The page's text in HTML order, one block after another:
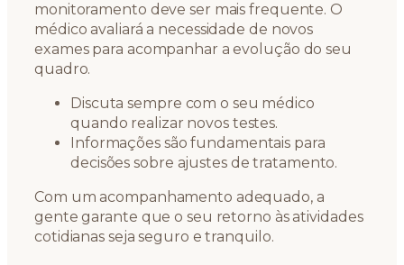
monitoramento deve ser mais frequente. O
médico avaliará a necessidade de novos
exames para acompanhar a evolução do seu
quadro.
Discuta sempre com o seu médico
quando realizar novos testes.
Informações são fundamentais para
decisões sobre ajustes de tratamento.
Com um acompanhamento adequado, a
gente garante que o seu retorno às atividades
cotidianas seja seguro e tranquilo.